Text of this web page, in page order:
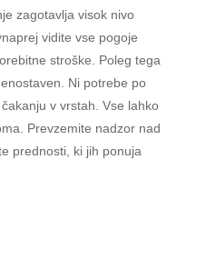
zagotavlja visok nivo
vidite vse pogoje
stroške. Poleg tega
Ni potrebe po
v vrstah. Vse lahko
Prevzemite nadzor nad
prednosti, ki jih ponuja